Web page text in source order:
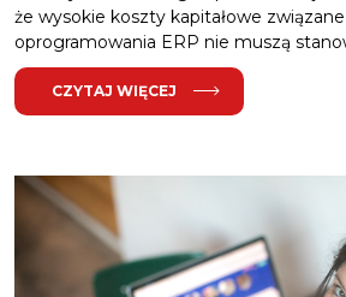
że wysokie koszty kapitałowe
oprogramowania ERP nie muszą
CZYTAJ WIĘCEJ